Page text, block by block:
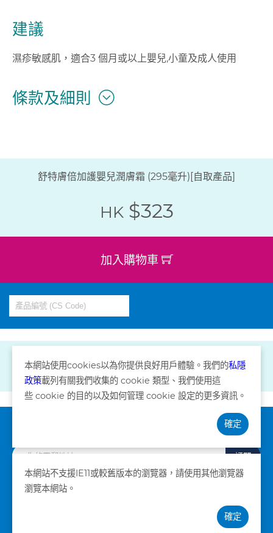
建議
濕疹敏感肌，適合3 個月或以上嬰兒,小童及成人使用
條款及細則
舒特膚倍加護嬰兒潤膚霜 (295毫升)[自取產品]
HK $323
加入購物車
訂閱
私隱政策 條款及細則
本網站使用cookies以為你提供良好用戶體驗。我們的私隱
政策載列有關我們收集的 cookie 類型、我們使用這
些 cookie 的目的以及如何管理 cookie 設定的更多資訊。
確定
本網站不支援IE11或較舊版本的瀏覽器，請使用其他瀏覽器
瀏覽本網站。
確定